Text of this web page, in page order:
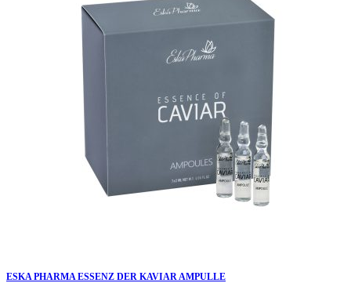
ESKA PHARMA ESSENZ DER KAVIAR AMPULLE